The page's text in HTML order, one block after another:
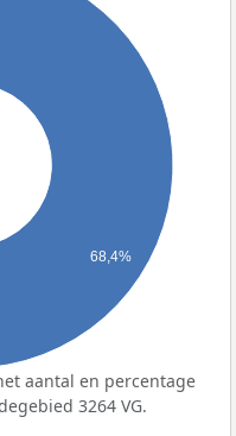
68,4%
aantal en percentage
3264 VG.